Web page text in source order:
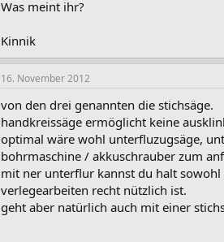
Was meint ihr?
Kinnik
16. November 2012
von den drei genannten die stichsäge.
handkreissäge ermöglicht keine
optimal wäre wohl unterfluzugsäge,
bohrmaschine / akkuschrauber zum
mit ner unterflur kannst du halt sowohl
verlegearbeiten recht nützlich ist.
geht aber natürlich auch mit einer